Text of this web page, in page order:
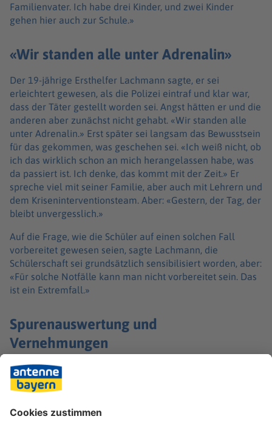
Familienvater. Ich habe drei Kinder, und zwei Kinder
gehen hier auch zur Schule.»
«Wir standen alle unter Adrenalin»
Der 19-jährige Ersthelfer Lachmann sagte, er sei
erleichtert gewesen, als die Polizei eintraf und klar war,
dass der Täter gestellt worden sei. Angst hätten er und die
anderen aber zunächst nicht gehabt. «Wir standen alle
unter Adrenalin.» Erst später sei langsam das Bewusstsein
für das gekommen, was geschehen sei. «Ich weiß nicht, ob
ich das wirklich schon an mich herangelassen habe, was
da passiert ist. Ich denke, das kommt mit der Zeit.» Er
spreche viel mit seiner Familie, aber auch mit Lehrern und
dem Kriseninterventionsteam. Aber: «Gestern, der Tag, der
bleibt unvergesslich.»
Auf die Frage, wie die Schüler auf einen solchen Fall
vorbereitet gewesen seien, sagte Lachmann, die
Schülerschaft sei grundsätzlich sensibilisiert worden, aber:
«Für solche Notfälle kann man nicht vorbereitet sein. Das
ist ein Extremfall.»
Spurenauswertung und
Vernehmungen
Nach Angaben des Polizeipräsidiums Oberbayern Süd
wurde die Wohnung des 16-Jährigen, der bei seinen Eltern
lebte, durchsucht. Nun laufe die Auswertung der Spuren,
darunter auch digitale Daten. Zudem werden Schüler und